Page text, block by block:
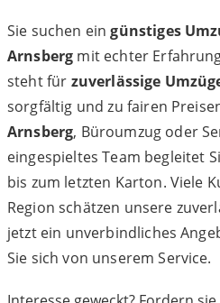
Sie suchen eingünstiges
Arnsberg mit echter
steht für zuverlässige
sorgfältig und zu fairen
Arnsberg, Büroumzug oder
eingespieltes Team begleitet
bis zum letzten Karton. Viele
Region schätzen unsere
jetzt ein unverbindliches
Sie sich von unserem Service.